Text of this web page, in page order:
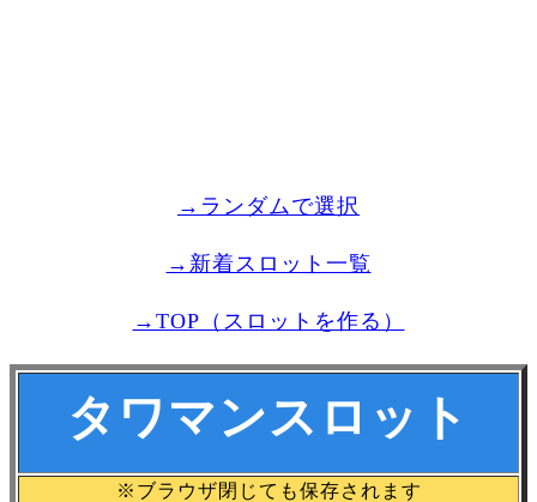
→ランダムで選択
→新着スロット一覧
→TOP（スロットを作る）
タワマンスロット
※ブラウザ閉じても保存されます